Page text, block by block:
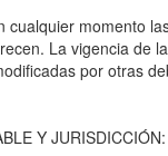
cualquier momento
La vigencia de
por otras
Y JURISDICCIÓN: